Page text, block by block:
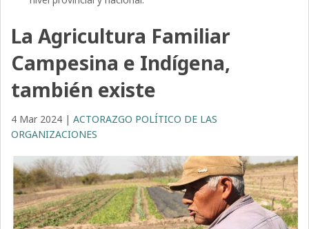
La Agricultura Familiar
Campesina e Indígena,
también existe
4 Mar 2024 |ACTORAZGO POLÍTICO DE LAS
ORGANIZACIONES